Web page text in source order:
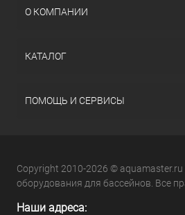
О КОМПАНИИ
КАТАЛОГ
ПОМОЩЬ И СЕРВИСЫ
Copyright 2010-2026 © aquamaster.ru
оборудования для бассейнов. Все
Наши адреса: